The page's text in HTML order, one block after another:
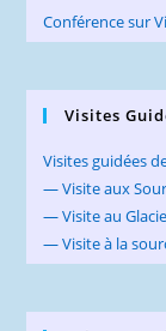
Conférence sur
Visites
Visites guidées
— Visite aux
— Visite au
— Visite à la